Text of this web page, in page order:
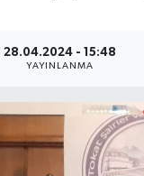
28.04.2024 - 15:48
YAYINLANMA